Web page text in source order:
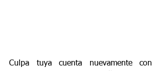
Culpa tuya cuenta nuevamente con